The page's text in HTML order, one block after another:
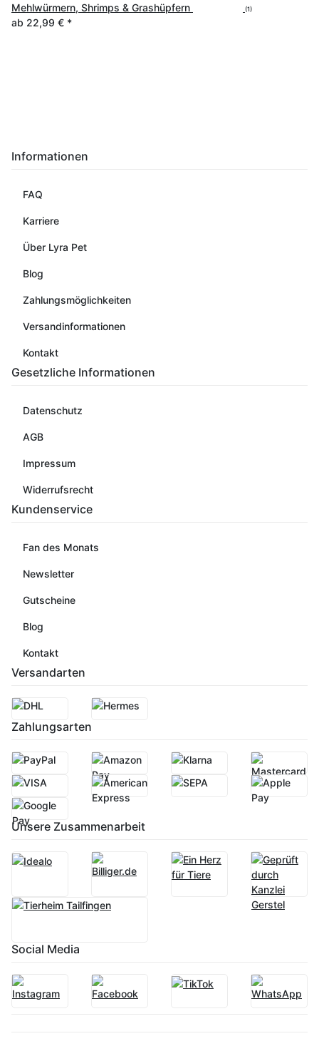
Mehlwürmern, Shrimps & Grashüpfern
(1)
ab 22,99 € *
Informationen
FAQ
Karriere
Über Lyra Pet
Blog
Zahlungsmöglichkeiten
Versandinformationen
Kontakt
Gesetzliche Informationen
Datenschutz
AGB
Impressum
Widerrufsrecht
Kundenservice
Fan des Monats
Newsletter
Gutscheine
Blog
Kontakt
Versandarten
Zahlungsarten
Unsere Zusammenarbeit
Social Media